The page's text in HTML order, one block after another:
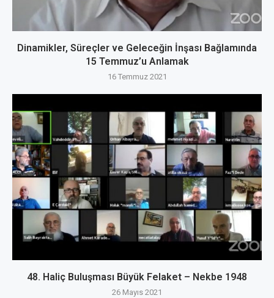
Dinamikler, Süreçler ve Geleceğin İnşası Bağlamında
15 Temmuz’u Anlamak
16 Temmuz 2021
48. Haliç Buluşması Büyük Felaket – Nekbe 1948
26 Mayıs 2021